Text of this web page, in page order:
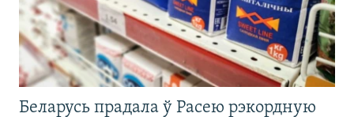
Беларусь прадала ў Расею рэкордную